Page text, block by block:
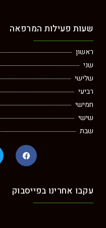
שעות פעילות המרפאה
ראשון
שני
שלישי
רביעי
חמישי
שישי
שבת
עקבו אחרינו בפייסבוק